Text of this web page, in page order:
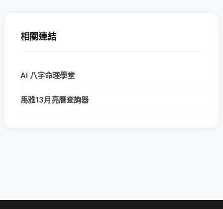
相關連結
AI 八字命理學堂
馬雅13月亮曆查詢器